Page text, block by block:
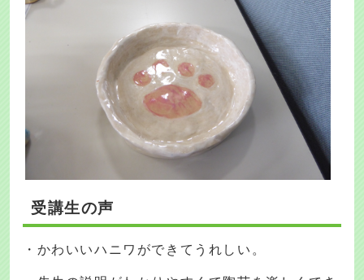
受講生の声
・かわいいハニワができてうれしい。